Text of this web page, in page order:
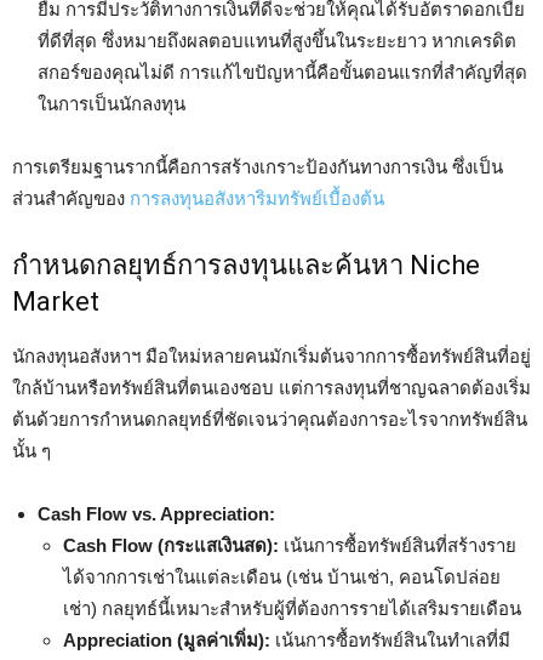
ยืม การมีประวัติทางการเงินที่ดีจะช่วยให้คุณได้รับอัตราดอกเบี้ย
ที่ดีที่สุด ซึ่งหมายถึงผลตอบแทนที่สูงขึ้นในระยะยาว หากเครดิต
สกอร์ของคุณไม่ดี การแก้ไขปัญหานี้คือขั้นตอนแรกที่สำคัญที่สุด
ในการเป็นนักลงทุน
การเตรียมฐานรากนี้คือการสร้างเกราะป้องกันทางการเงิน ซึ่งเป็น
ส่วนสำคัญของ การลงทุนอสังหาริมทรัพย์เบื้องต้น
กำหนดกลยุทธ์การลงทุนและค้นหา Niche
Market
นักลงทุนอสังหาฯ มือใหม่หลายคนมักเริ่มต้นจากการซื้อทรัพย์สินที่อยู่
ใกล้บ้านหรือทรัพย์สินที่ตนเองชอบ แต่การลงทุนที่ชาญฉลาดต้องเริ่ม
ต้นด้วยการกำหนดกลยุทธ์ที่ชัดเจนว่าคุณต้องการอะไรจากทรัพย์สิน
นั้น ๆ
Cash Flow vs. Appreciation:
Cash Flow (กระแสเงินสด): เน้นการซื้อทรัพย์สินที่สร้างราย
ได้จากการเช่าในแต่ละเดือน (เช่น บ้านเช่า, คอนโดปล่อย
เช่า) กลยุทธ์นี้เหมาะสำหรับผู้ที่ต้องการรายได้เสริมรายเดือน
Appreciation (มูลค่าเพิ่ม): เน้นการซื้อทรัพย์สินในทำเลที่มี